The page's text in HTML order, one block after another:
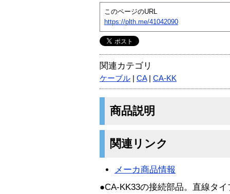
このページのURL
https://plth.me/41042090
関連カテゴリ
ケーブル CA| CA-KK
商品説明
関連リンク
メーカ商品情報
●CA-KK33の接続部品。直線タイ